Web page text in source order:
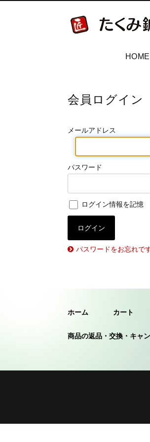
HOME
会員ログイン
メールアドレス
パスワード
ログイン情報を記憶
パスワードをお忘れで
ホーム カート
商品の返品・交換・キャ